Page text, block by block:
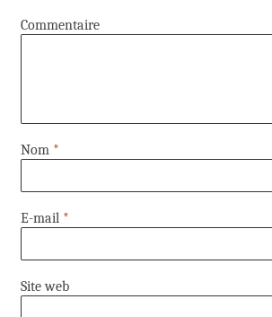
Commentaire
Nom *
E-mail *
Site web